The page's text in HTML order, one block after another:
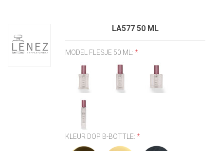
LA577 50 ML
MODEL FLESJE 50 ML:*
KLEUR DOP B-BOTTLE:*